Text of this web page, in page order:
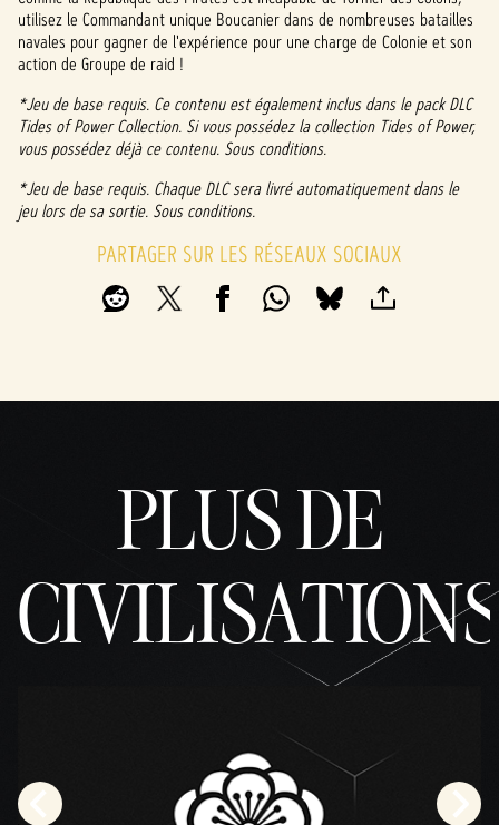
utilisez le Commandant unique Boucanier dans de nombreuses batailles
navales pour gagner de l'expérience pour une charge de Colonie et son
action de Groupe de raid !
*Jeu de base requis. Ce contenu est également inclus dans le pack DLC
Tides of Power Collection. Si vous possédez la collection Tides of Power,
vous possédez déjà ce contenu. Sous conditions.
*Jeu de base requis. Chaque DLC sera livré automatiquement dans le
jeu lors de sa sortie. Sous conditions.
PARTAGER SUR LES RÉSEAUX SOCIAUX
PLUS DE